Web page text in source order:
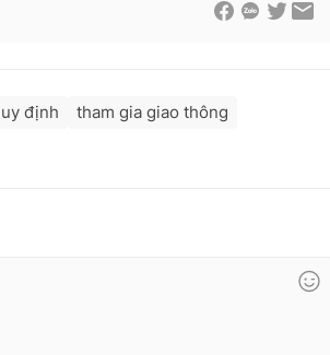
định
tham gia giao thông